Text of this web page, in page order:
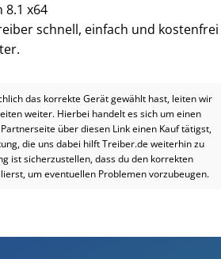
8.1 x64
schnell, einfach und kostenfrei
das korrekte Gerät gewählt hast, leiten wir
weiter. Hierbei handelt es sich um einen
über diesen Link einen Kauf tätigst,
die uns dabei hilft Treiber.de weiterhin zu
ist sicherzustellen, dass du den korrekten
um eventuellen Problemen vorzubeugen.